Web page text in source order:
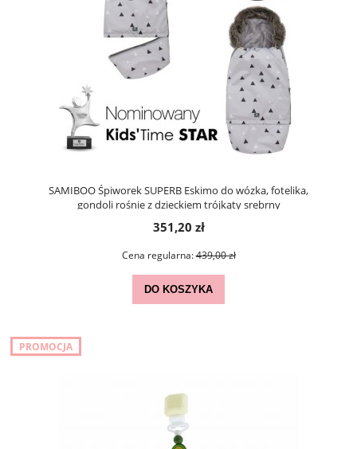
SAMIBOO Śpiworek SUPERB Eskimo do wózka, fotelika,
gondoli rośnie z dzieckiem trójkąty srebrny
351,20 zł
Cena regularna:439,00 zł
DO KOSZYKA
PROMOCJA